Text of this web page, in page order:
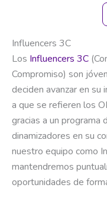
Influencers 3C
Los Influencers 3C
Compromiso) son
deciden avanzar en su
a que se refieren los
gracias a un programa
dinamizadores en su
nuestro equipo como
mantendremos
oportunidades de